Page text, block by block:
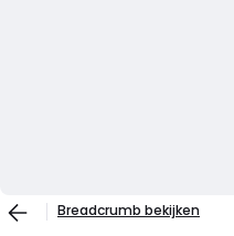
Breadcrumb bekijken